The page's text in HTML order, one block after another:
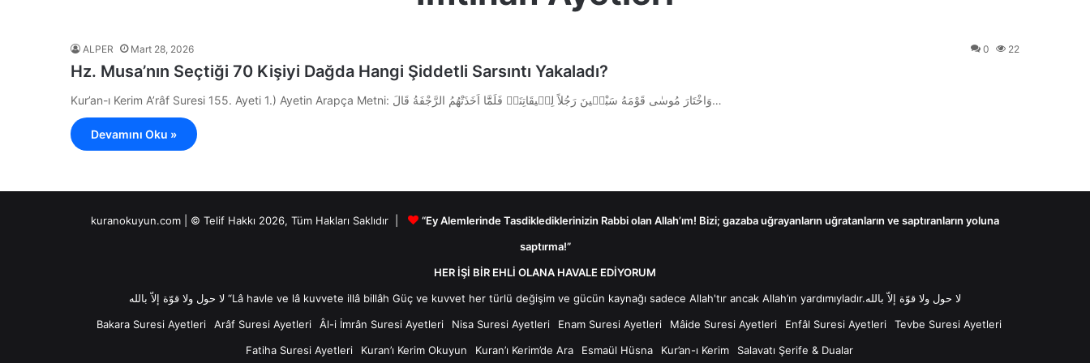
ALPER Mart 28, 2026 0 22
Hz. Musa’nın Seçtiği 70 Kişiyi Dağda Hangi Şiddetli Sarsıntı Yakaladı?
Kur’an-ı Kerim A’râf Suresi 155. Ayeti 1.) Ayetin Arapça Metni: وَاخْتَارَ مُوسٰى قَوْمَهُ سَبْع۪ينَ رَجُلاً لِم۪يقَاتِنَاۚ فَلَمَّٓا اَخَذَتْهُمُ الرَّجْفَةُ قَالَ…
Devamını Oku »
kuranokuyun.com | © Telif Hakkı 2026, Tüm Hakları Saklıdır |
“Ey Alemlerinde Tasdiklediklerinizin Rabbi olan Allah’ım! Bizi; gazaba uğrayanların uğratanların ve saptıranların yoluna
saptırma!”
HER İŞİ BİR EHLİ OLANA HAVALE EDİYORUM
لا حول ولا قوّة إلاّ بالله “Lâ havle ve lâ kuvvete illâ billâh Güç ve kuvvet her türlü değişim ve gücün kaynağı sadece Allah'tır ancak Allah’ın yardımıyladır.لا حول ولا قوّة إلاّ بالله
Bakara Suresi Ayetleri
Arâf Suresi Ayetleri Âl-i İmrân Suresi Ayetleri Nisa Suresi Ayetleri Enam Suresi Ayetleri Mâide Suresi Ayetleri Enfâl Suresi Ayetleri
Tevbe Suresi Ayetleri
Fatiha Suresi Ayetleri
Kuran’ı Kerim Okuyun Kuran’ı Kerim’de Ara Esmaül Hüsna Kur’an-ı Kerim Salavatı Şerife & Dualar